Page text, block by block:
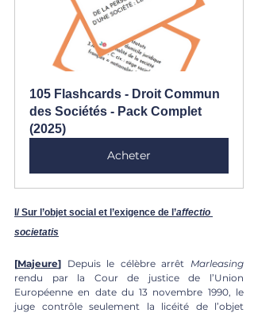
105 Flashcards - Droit Commun
des Sociétés - Pack Complet
(2025)
Acheter
I/ Sur l’objet social et l’exigence de l’affectio
societatis
[Majeure] Depuis le célèbre arrêt
rendu par la Cour de justice de l’Union
Européenne en date du 13 novembre 1990, le
juge contrôle seulement la licéité de l’objet